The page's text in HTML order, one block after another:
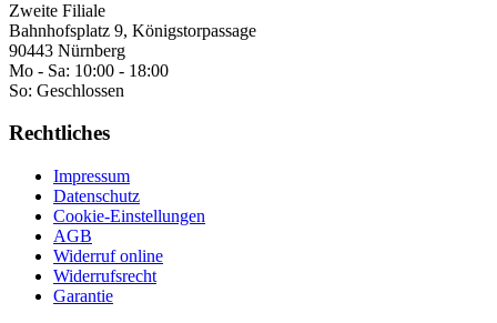
Zweite Filiale
Bahnhofsplatz 9, Königstorpassage
90443 Nürnberg
Mo - Sa: 10:00 - 18:00
So: Geschlossen
Rechtliches
Impressum
Datenschutz
Cookie-Einstellungen
AGB
Widerruf online
Widerrufsrecht
Garantie